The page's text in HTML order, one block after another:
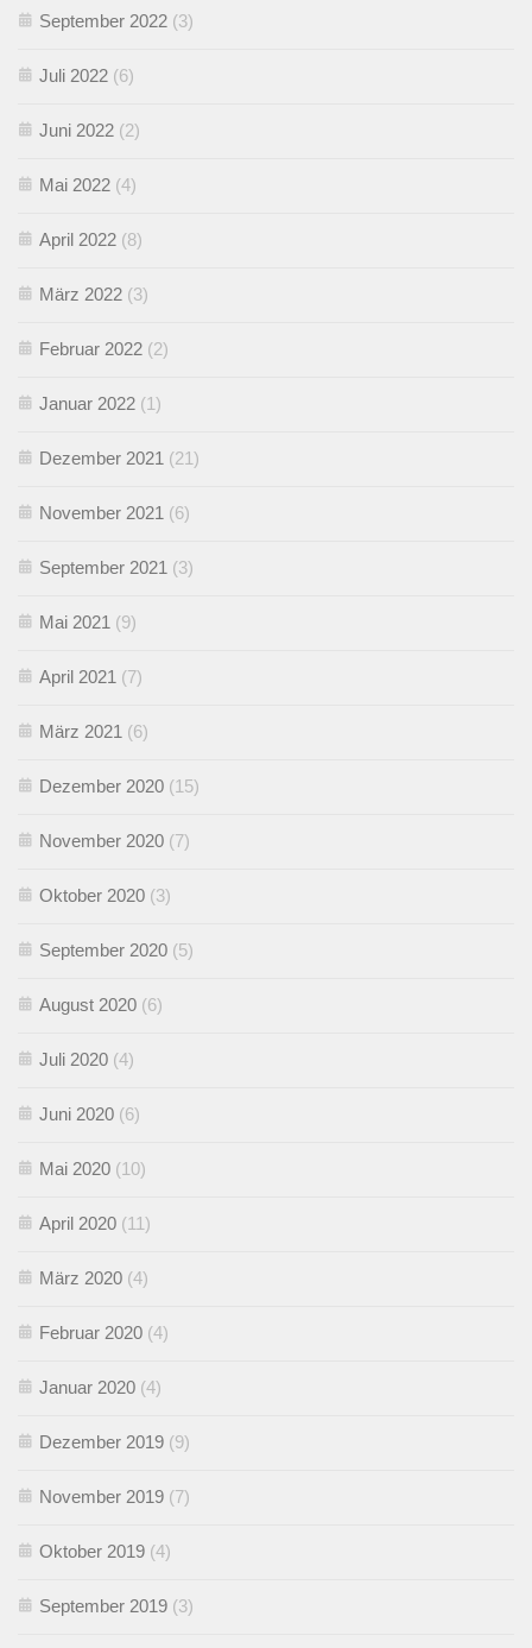
September 2022 (3)
Juli 2022 (6)
Juni 2022 (2)
Mai 2022 (4)
April 2022 (8)
März 2022 (3)
Februar 2022 (2)
Januar 2022 (1)
Dezember 2021 (21)
November 2021 (6)
September 2021 (3)
Mai 2021 (9)
April 2021 (7)
März 2021 (6)
Dezember 2020 (15)
November 2020 (7)
Oktober 2020 (3)
September 2020 (5)
August 2020 (6)
Juli 2020 (4)
Juni 2020 (6)
Mai 2020 (10)
April 2020 (11)
März 2020 (4)
Februar 2020 (4)
Januar 2020 (4)
Dezember 2019 (9)
November 2019 (7)
Oktober 2019 (4)
September 2019 (3)